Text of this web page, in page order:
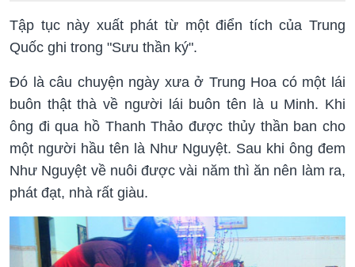
Tập tục này xuất phát từ một điển tích của Trung
Quốc ghi trong "Sưu thần ký".
Đó là câu chuyện ngày xưa ở Trung Hoa có một lái
buôn thật thà về người lái buôn tên là u Minh. Khi
ông đi qua hồ Thanh Thảo được thủy thần ban cho
một người hầu tên là Như Nguyệt. Sau khi ông đem
Như Nguyệt về nuôi được vài năm thì ăn nên làm ra,
phát đạt, nhà rất giàu.